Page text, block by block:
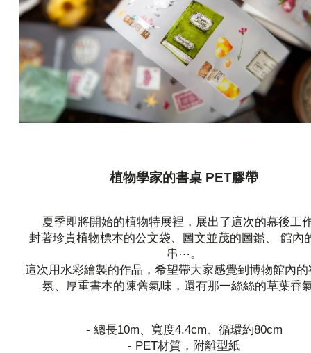
植物學家的書桌 PET膠帶
夏季即將開始的植物特展裡，展出了這次的幕後工
封著珍貴植物標本的公文袋、圖文並茂的圖鑑、 館內
串⋯。
這次用水彩繪製的作品，希望帶大家感覺到博物館內的
氛、厚重書本的陳舊氣味，還有那一絲絲的草葉香
- 總長10m、寬度4.4cm、循環約80cm
- PET材質，附離型紙